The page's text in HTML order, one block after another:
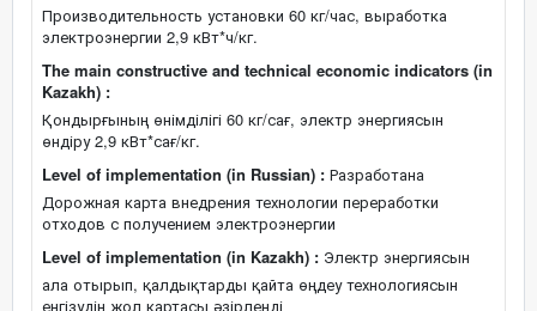
Производительность установки 60 кг/час, выработка
электроэнергии 2,9 кВт*ч/кг.
The main constructive and technical economic indicators (in
Kazakh) :
Қондырғының өнімділігі 60 кг/сағ, электр энергиясын
өндіру 2,9 кВт*сағ/кг.
Level of implementation (in Russian) : Разработана
Дорожная карта внедрения технологии переработки
отходов с получением электроэнергии
Level of implementation (in Kazakh) : Электр энергиясын
ала отырып, қалдықтарды қайта өңдеу технологиясын
енгізудің жол картасы әзірленді